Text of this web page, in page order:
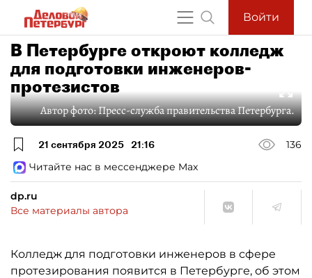
Войти
В Петербурге откроют колледж
для подготовки инженеров-
протезистов
Автор фото:Пресс-служба правительства Петербурга.
21 сентября 2025 21:16
136
Читайте нас в мессенджере Max
dp.ru
Все материалы автора
Колледж для подготовки инженеров в сфере
протезирования появится в Петербурге, об этом